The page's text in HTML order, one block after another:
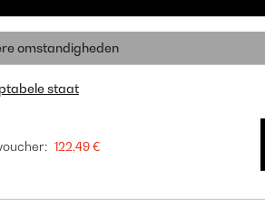
omstandigheden
staat
122,49 €